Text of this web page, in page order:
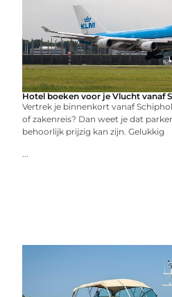
Hotel boeken voor je Vlucht vanaf
Vertrek je binnenkort vanaf
of zakenreis? Dan weet je dat
behoorlijk prijzig kan zijn. Gelukkig
...